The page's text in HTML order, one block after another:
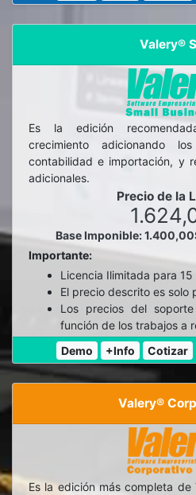
Valery®
Es la edición
crecimiento adicionando
contabilidad e importación, y
adicionales.
Precio de la
Base Imponible:
Importante:
Licencia Ilimitada para
El precio descrito es solo
Los precios del
función de los trabajos a
Demo
+Info Cotizar
Valery®
Es la edición más completa